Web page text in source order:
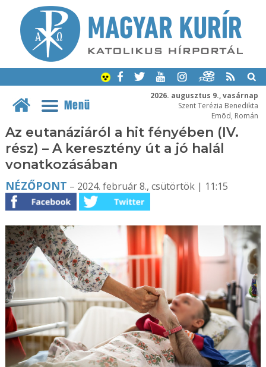
2026. augusztus 9., vasárnap
Szent Terézia Benedikta
Emõd, Román
Menü
Az eutanáziáról a hit fényében (IV.
rész) – A keresztény út a jó halál
vonatkozásában
NÉZŐPONT – 2024. február 8., csütörtök | 11:15